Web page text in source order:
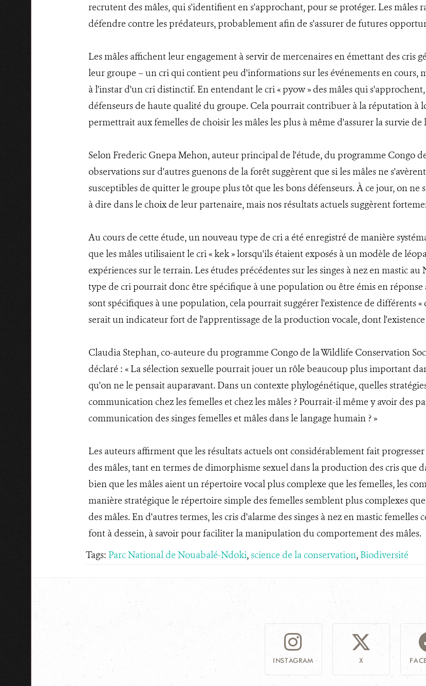
recrutent des mâles, qui s'identifient en s'approchant, pour se protéger. Les mâles
défendre contre les prédateurs, probablement afin de s'assurer de futures
Les mâles affichent leur engagement à servir de mercenaires en émettant des cris
leur groupe – un cri qui contient peu d'informations sur les événements en cours,
à l'instar d'un cri distinctif. En entendant le cri « pyow » des mâles qui
défenseurs de haute qualité du groupe. Cela pourrait contribuer à la réputation à
permettrait aux femelles de choisir les mâles les plus à même d'assurer la survie
Selon Frederic Gnepa Mehon, auteur principal de l'étude, du programme Congo
observations sur d'autres guenons de la forêt suggèrent que si les mâles ne
susceptibles de quitter le groupe plus tôt que les bons défenseurs. À ce jour, on ne
à dire dans le choix de leur partenaire, mais nos résultats actuels suggèrent
Au cours de cette étude, un nouveau type de cri a été enregistré de manière
que les mâles utilisaient le cri « kek » lorsqu'ils étaient exposés à un modèle de
expériences sur le terrain. Les études précédentes sur les singes à nez en mastic
type de cri pourrait donc être spécifique à une population ou être émis en réponse
sont spécifiques à une population, cela pourrait suggérer l'existence de différents «
serait un indicateur fort de l'apprentissage de la production vocale, dont
Claudia Stephan, co-auteure du programme Congo de la Wildlife Conservation
déclaré : « La sélection sexuelle pourrait jouer un rôle beaucoup plus important
qu'on ne le pensait auparavant. Dans un contexte phylogénétique, quelles
communication chez les femelles et chez les mâles ? Pourrait-il même y avoir des
communication des singes femelles et mâles dans le langage humain ? »
Les auteurs affirment que les résultats actuels ont considérablement fait
des mâles, tant en termes de dimorphisme sexuel dans la production des cris que
bien que les mâles aient un répertoire vocal plus complexe que les femelles, les
manière stratégique le répertoire simple des femelles semblent plus complexes
des mâles. En d'autres termes, les cris d'alarme des singes à nez en mastic
font à dessein, à savoir pour faciliter la manipulation du comportement des mâles.
Tags: Parc National de Nouabalé-Ndoki,science de la conservation, Biodiversité
INSTAGRAM X